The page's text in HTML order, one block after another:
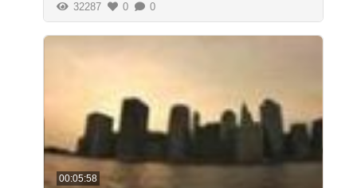
32287 0 0
00:05:58